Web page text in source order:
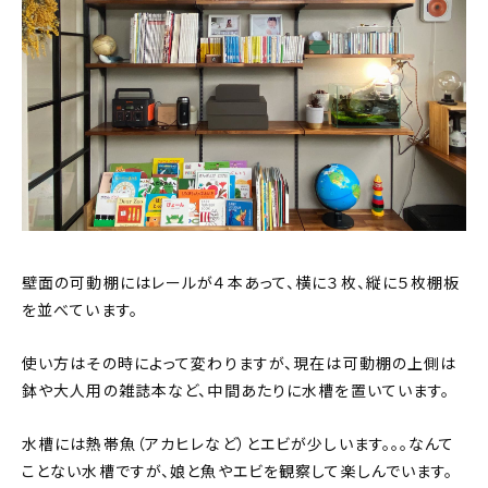
壁面の可動棚にはレールが４本あって、横に３枚、縦に５枚棚板
を並べています。
使い方はその時によって変わりますが、現在は可動棚の上側は
鉢や大人用の雑誌本など、中間あたりに水槽を置いています。
水槽には熱帯魚（アカヒレなど）とエビが少しいます。。。なんて
ことない水槽ですが、娘と魚やエビを観察して楽しんでいます。